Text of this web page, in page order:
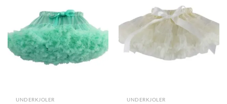
UNDERKJOLER UNDERKJOLER